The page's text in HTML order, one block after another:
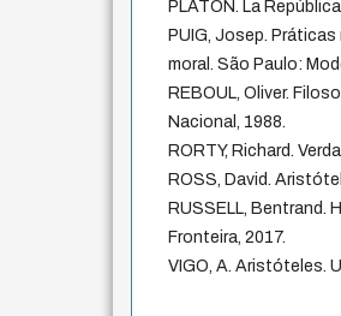
PLATÓN. La
PUIG, Josep.
moral. São Paulo:
REBOUL, Oliver.
Nacional, 1988.
RORTY, Richard.
ROSS, David.
RUSSELL, Bentrand.
Fronteira, 2017.
VIGO, A. Aristóteles.